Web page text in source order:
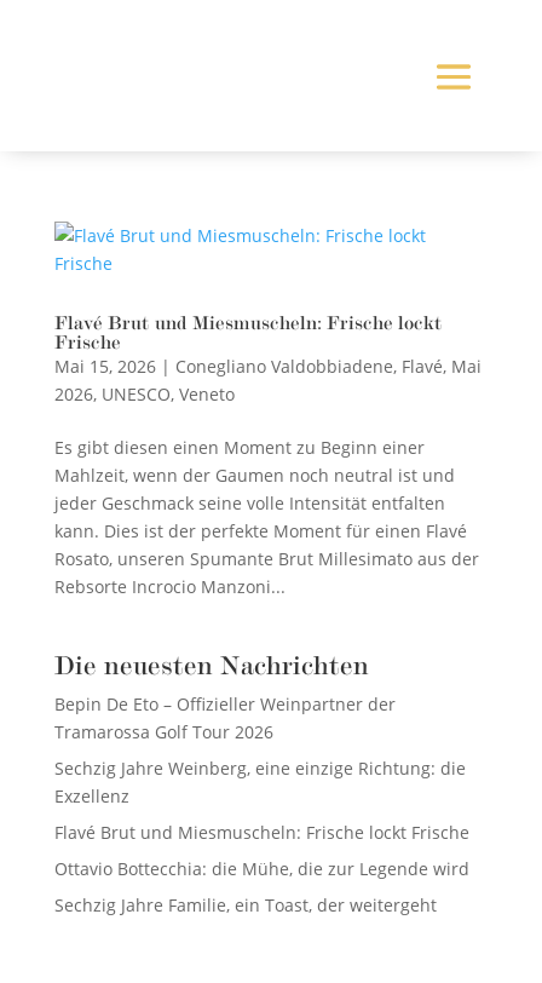
Flavé Brut und Miesmuscheln: Frische lockt
Frische
Mai 15, 2026| Conegliano Valdobbiadene, Flavé, Mai
2026, UNESCO, Veneto
Es gibt diesen einen Moment zu Beginn einer
Mahlzeit, wenn der Gaumen noch neutral ist und
jeder Geschmack seine volle Intensität entfalten
kann. Dies ist der perfekte Moment für einen Flavé
Rosato, unseren Spumante Brut Millesimato aus der
Rebsorte Incrocio Manzoni...
Die neuesten Nachrichten
Bepin De Eto – Offizieller Weinpartner der
Tramarossa Golf Tour 2026
Sechzig Jahre Weinberg, eine einzige Richtung: die
Exzellenz
Flavé Brut und Miesmuscheln: Frische lockt Frische
Ottavio Bottecchia: die Mühe, die zur Legende wird
Sechzig Jahre Familie, ein Toast, der weitergeht